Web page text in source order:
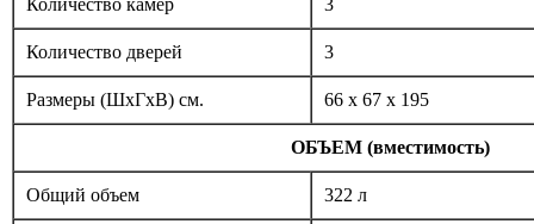
Количество камер 3
Количество дверей 3
Размеры (ШxГxВ) см. 66 x 67 x 195
ОБЪЕМ (вместимость)
Общий объем 322 л